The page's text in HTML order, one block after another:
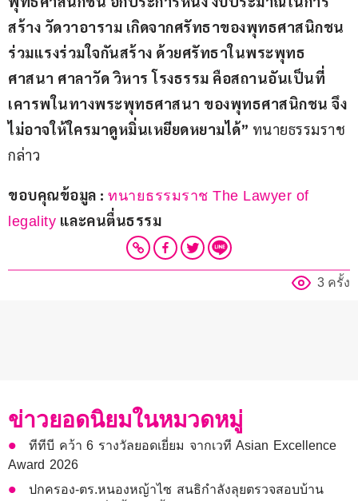
สร้าง วัดวาอาราม เกิดจากศรัทธาของพุทธศาสนิกชน
ร่วมแรงร่วมใจกันสร้าง ด้วยศรัทธาในพระพุทธ
ศาสนา ศาลาวัด​ วิหาร​ โรงธรรม​ คือสถานอันเป็นที่
เคารพในทางพระพุทธศาสนา ของพุทธศาสนิกชน จึง
ไม่อาจให้ใครมาดูหมิ่นเหยียดหยามได้” ทนายธรรมราช
กล่าว
ขอบคุณข้อมูล : ทนายธรรมราช The Lawyer of
legality และคนตื่นธรรม
3 ครั้ง
ข่าวยอดนิยมในหมวดหมู่
ทีทีบี คว้า 6 รางวัลยอดเยี่ยม จากเวที Asian Excellence
Award 2026
ปกครอง-ตร.หนองหญ้าไซ สนธิกำลังลุยตรวจสอบบ้าน